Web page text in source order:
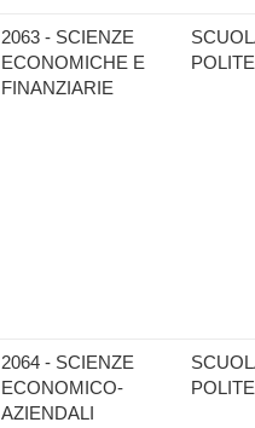
2063 - SCIENZE
ECONOMICHE E
FINANZIARIE
2064 - SCIENZE
ECONOMICO-
AZIENDALI